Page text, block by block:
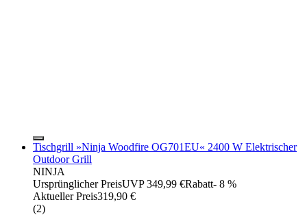
Tischgrill »Ninja Woodfire OG701EU« 2400 W Elektrischer
Outdoor Grill
NINJA
Ursprünglicher PreisUVP 349,99 €Rabatt- 8 %
Aktueller Preis319,90 €
(2)